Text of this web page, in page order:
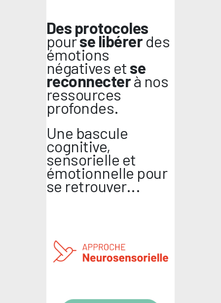
Des protocoles
pourse libérerdes
émotions
négatives et se
reconnecterà nos
ressources
profondes.
Une bascule
cognitive,
sensorielle et
émotionnelle pour
se retrouver...